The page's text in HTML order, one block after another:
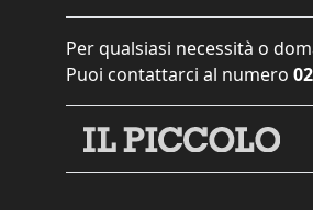
Per qualsiasi necessità o
Puoi contattarci al numero